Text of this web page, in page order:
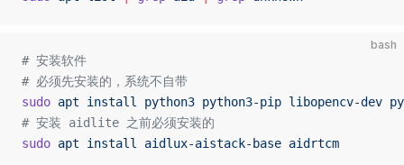
bash
# 安装软件
# 必须先安装的，系统不自带
sudo apt install python3 python3-pip libopencv-dev
# 安装 aidlite 之前必须安装的
sudo apt install aidlux-aistack-base aidrtcm